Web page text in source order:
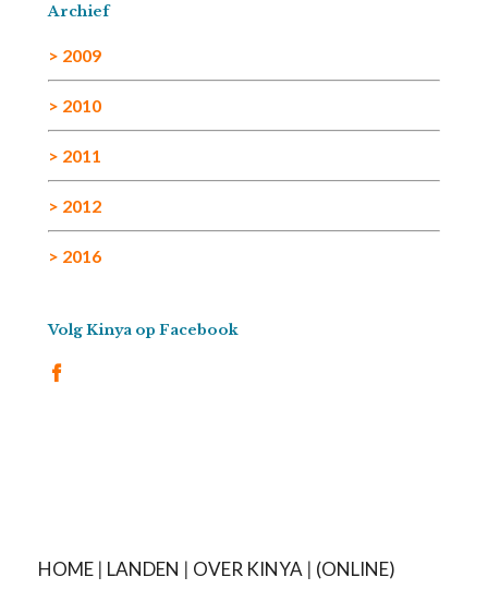
Archief
> 2009
> 2010
> 2011
> 2012
> 2016
Volg Kinya op Facebook
HOME| LANDEN | OVER KINYA | (ONLINE)